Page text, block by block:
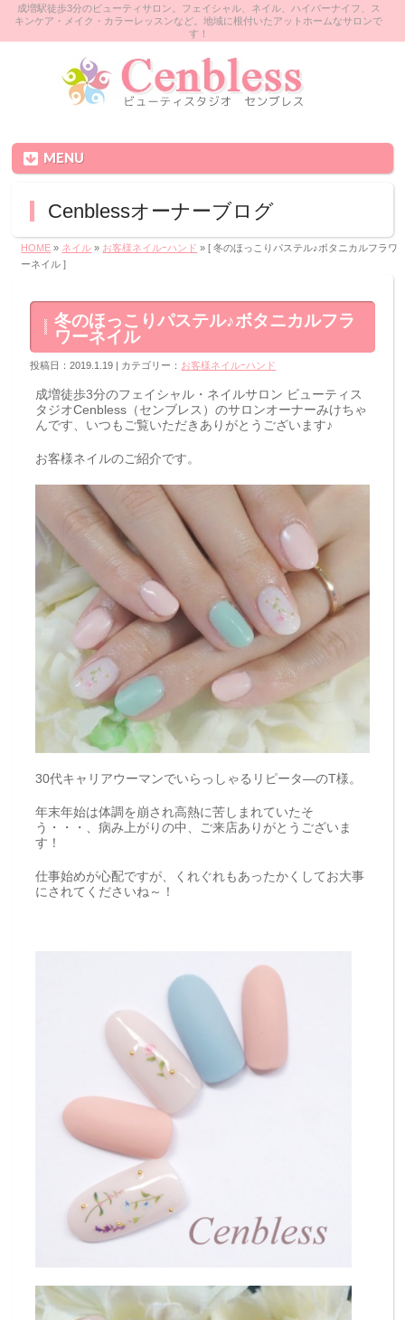
成増駅徒歩3分のビューティサロン。フェイシャル、ネイル、ハイパーナイフ、ス
キンケア・メイク・カラーレッスンなど。地域に根付いたアットホームなサロンで
す！
MENU
Cenblessオーナーブログ
HOME » ネイル » お客様ネイルｰハンド » [ 冬のほっこりパステル♪ボタニカルフラワ
ーネイル ]
冬のほっこりパステル♪ボタニカルフラ
ワーネイル
投稿日：2019.1.19 | カテゴリー： お客様ネイルｰハンド
成増徒歩3分のフェイシャル・ネイルサロン ビューティス
タジオCenbless（センブレス）のサロンオーナーみけちゃ
んです、いつもご覧いただきありがとうございます♪
お客様ネイルのご紹介です。
30代キャリアウーマンでいらっしゃるリピータ―のT様。
年末年始は体調を崩され高熱に苦しまれていたそ
う・・・、病み上がりの中、ご来店ありがとうございま
す！
仕事始めが心配ですが、くれぐれもあったかくしてお大事
にされてくださいね～！